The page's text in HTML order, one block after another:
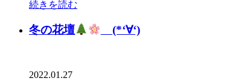
続きを読む
冬の花壇 (*‘∀‘)
2022.01.27